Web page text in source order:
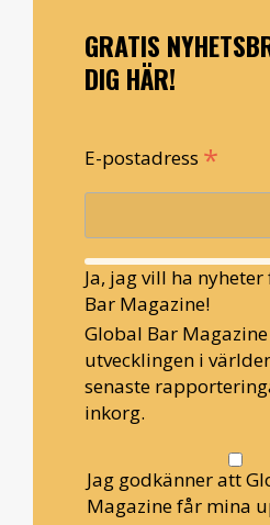
GRATIS
DIG HÄR!
E-postadress *
Ja, jag vill ha
Bar Magazine!
Global Bar
utvecklingen i
senaste
inkorg.
Jag godkänner att
Magazine får mina